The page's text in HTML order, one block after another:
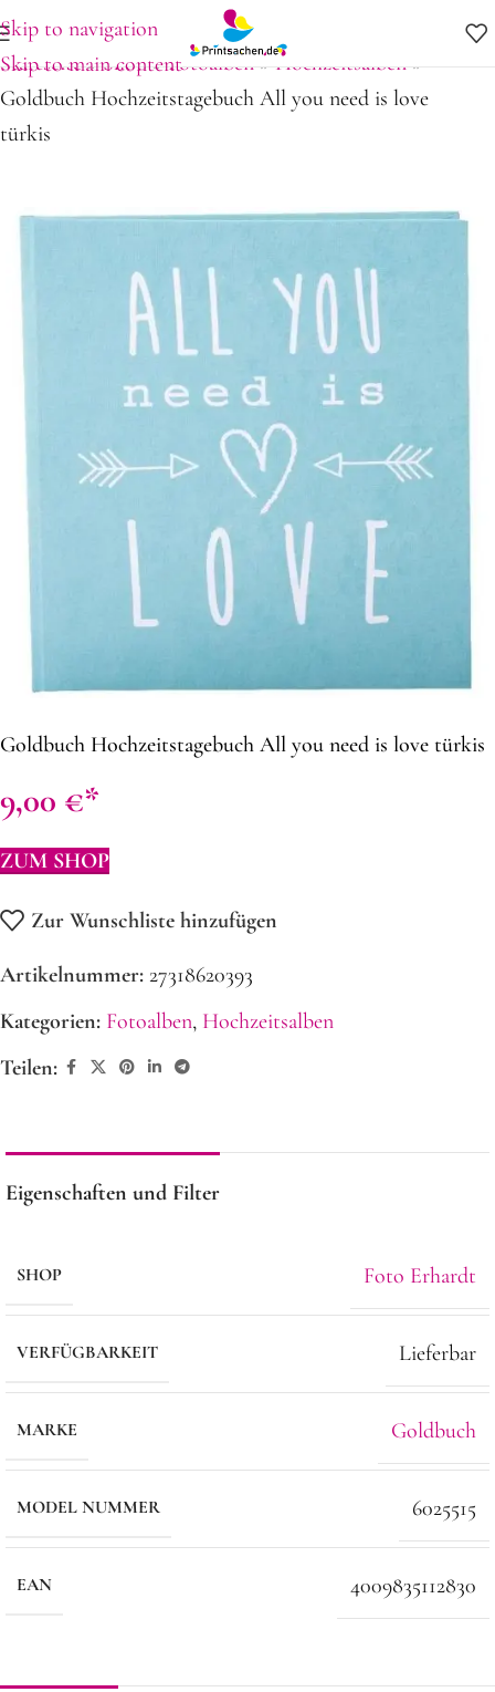
Skip to navigation
Skip to main content
Startseite»Shop»Fotoalben»Hochzeitsalben »
Goldbuch Hochzeitstagebuch All you need is love
türkis
Goldbuch Hochzeitstagebuch All you need is love türkis
9,00 €
ZUM SHOP
Zur Wunschliste hinzufügen
Artikelnummer: 27318620393
Kategorien: Fotoalben, Hochzeitsalben
Teilen:
Eigenschaften und Filter
SHOP Foto Erhardt
VERFÜGBARKEIT Lieferbar
MARKE Goldbuch
MODEL NUMMER 6025515
EAN 4009835112830